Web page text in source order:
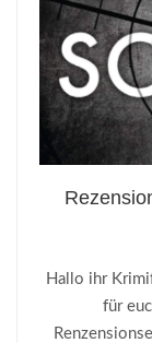
Hallo ihr
für